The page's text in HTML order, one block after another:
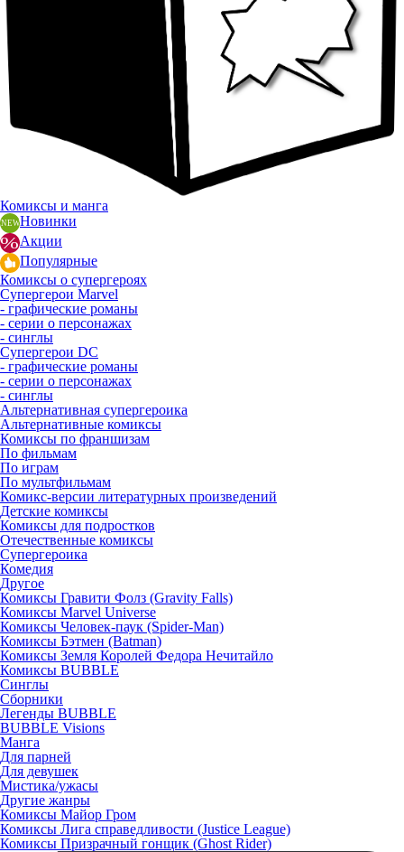
Комиксы и манга
Новинки
Акции
Популярные
Комиксы о супергероях
Супергерои Marvel
- графические романы
- серии о персонажах
- синглы
Супергерои DC
- графические романы
- серии о персонажах
- синглы
Альтернативная супергероика
Альтернативные комиксы
Комиксы по франшизам
По фильмам
По играм
По мультфильмам
Комикс-версии литературных произведений
Детские комиксы
Комиксы для подростков
Отечественные комиксы
Супергероика
Комедия
Другое
Комиксы Гравити Фолз (Gravity Falls)
Комиксы Marvel Universe
Комиксы Человек-паук (Spider-Man)
Комиксы Бэтмен (Batman)
Комиксы Земля Королей Федора Нечитайло
Комиксы BUBBLE
Синглы
Сборники
Легенды BUBBLE
BUBBLE Visions
Манга
Для парней
Для девушек
Мистика/ужасы
Другие жанры
Комиксы Майор Гром
Комиксы Лига справедливости (Justice League)
Комиксы Призрачный гонщик (Ghost Rider)